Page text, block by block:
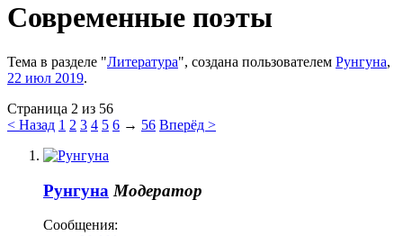
Современные поэты
Тема в разделе "Литература", создана пользователем Рунгуна,
22 июл 2019.
Страница 2 из 56
< Назад 1 2 3 4 5 6 → 56 Вперёд >
Рунгуна Модератор
Сообщения: